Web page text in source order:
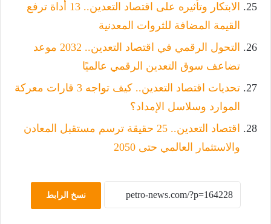
الابتكار وتأثيره على اقتصاد التعدين.. 13 أداة ترفع
القيمة المضافة للثروات المعدنية
التحول الرقمي في اقتصاد التعدين.. 2032 موعد
تضاعف سوق التعدين الرقمي عالميًا
تحديات اقتصاد التعدين.. كيف تواجه 3 قارات معركة
الموارد وسلاسل الإمداد؟
اقتصاد التعدين.. 25 حقيقة ترسم مستقبل المعادن
والاستثمار العالمي حتى 2050
نسخ الرابط